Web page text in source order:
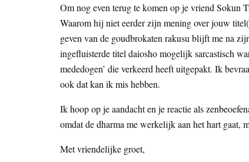
Om nog even terug te komen op je vriend Sokun
Waarom hij niet eerder zijn mening over jouw
geven van de goudbrokaten rakusu blijft me na
ingefluisterde titel daiosho mogelijk sarcastisch
mededogen’ die verkeerd heeft uitgepakt. Ik
ook dat kan ik mis hebben.
Ik hoop op je aandacht en je reactie als
omdat de dharma me werkelijk aan het hart gaat,
Met vriendelijke groet,